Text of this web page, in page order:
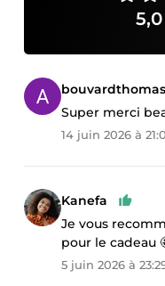
5,0
bouvardthomas
Super merci
14 juin 2026 à
Kanefa
Je vous
pour le cadeau
5 juin 2026 à